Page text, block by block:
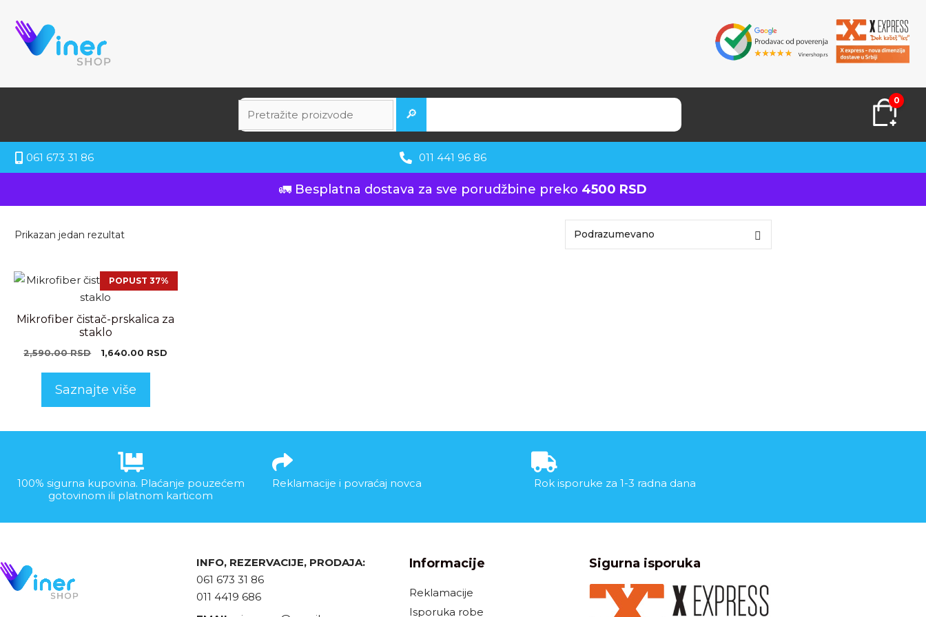
🔎
0
061 673 31 86 011 441 96 86
🚛 Besplatna dostava za sve porudžbine preko 4500 RSD
Prikazan jedan rezultat
POPUST 37%
Mikrofiber čistač-prskalica za
staklo
2,590.00RSD 1,640.00 RSD
Saznajte više
100% sigurna kupovina. Plaćanje pouzećem
gotovinom ili platnom karticom
Reklamacije i povraćaj novca Rok isporuke za 1-3 radna dana
INFO, REZERVACIJE, PRODAJA:
061 673 31 86
011 4419 686
Informacije
Reklamacije
Isporuka robe
Sigurna isporuka